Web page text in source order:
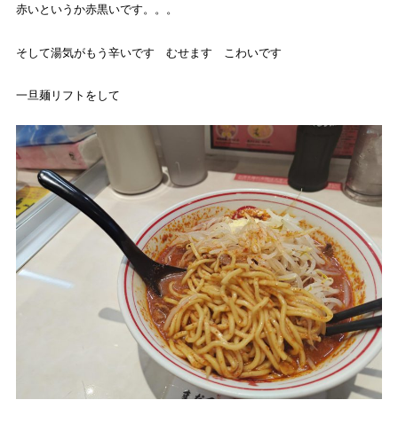
赤いというか赤黒いです。。。
そして湯気がもう辛いです むせます こわいです
一旦麺リフトをして